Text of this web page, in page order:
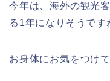
今年は、海外の観光
る1年になりそうです
お身体にお気をつけ